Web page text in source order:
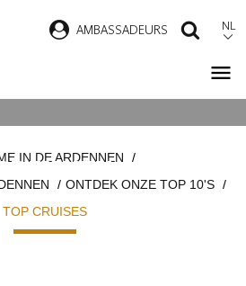
AMBASSADEURS NL
IN DE ARDENNEN
ONTDEK ONZE TOP 10'S
TOP CRUISES